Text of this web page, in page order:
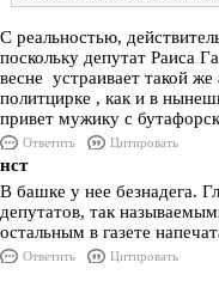
С реальностью,
поскольку депутат Раиса
весне устраивает такой
политцирке , как и в
привет мужику с
Ответить
Цитировать
нст
В башке у нее безнадега.
депутатов, так
остальным в газете
Ответить Цитировать